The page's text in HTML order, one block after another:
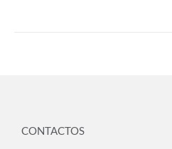
CONTACTOS